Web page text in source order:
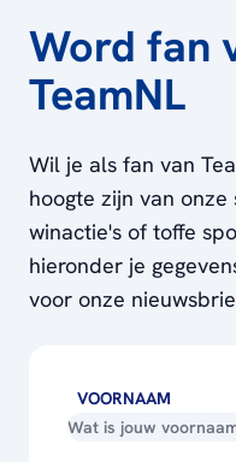
Word fan
TeamNL
Wil je als fan van
hoogte zijn van
winactie's of toffe
hieronder je
voor onze
VOORNAAM